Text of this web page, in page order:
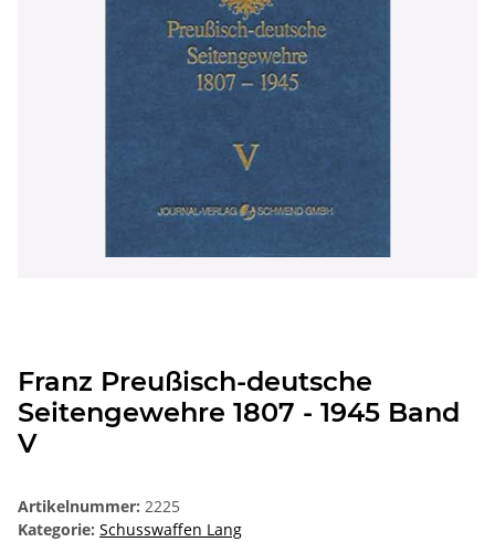
Franz Preußisch-deutsche
Seitengewehre 1807 - 1945 Band
V
Artikelnummer: 2225
Kategorie: Schusswaffen Lang